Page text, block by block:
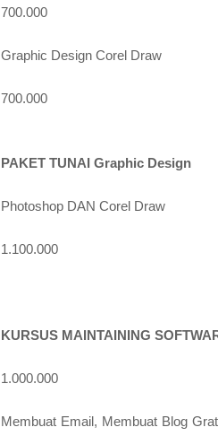
700.000
Graphic Design Corel Draw
700.000
PAKET TUNAI Graphic Design
Photoshop DAN Corel Draw
1.100.000
KURSUS MAINTAINING
1.000.000
Membuat Email, Membuat Blog